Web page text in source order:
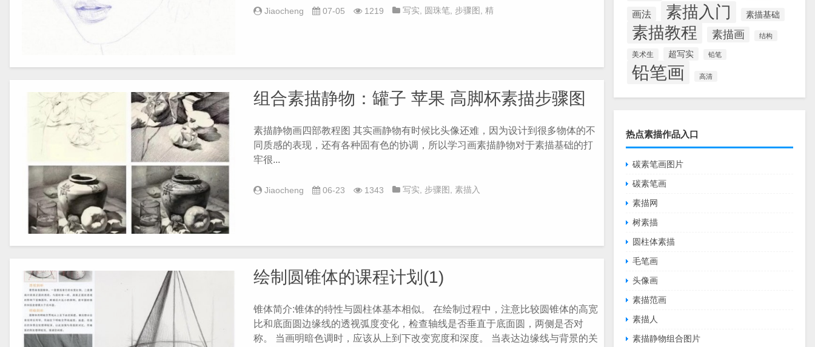
Jiaocheng 07-05 1219 写实 圆珠笔 步骤图 精
组合素描静物：罐子 苹果 高脚杯素描步骤图
素描静物画四部教程图 其实画静物有时候比头像还难，因为设计到很多物体的不
同质感的表现，还有各种固有色的协调，所以学习画素描静物对于素描基础的打
牢很...
Jiaocheng 06-23 1343 写实 步骤图 素描入
绘制圆锥体的课程计划(1)
锥体简介:锥体的特性与圆柱体基本相似。 在绘制过程中，注意比较圆锥体的高宽
比和底面圆边缘线的透视弧度变化，检查轴线是否垂直于底面圆，两侧是否对
称。 当画明暗色调时，应该从上到下改变宽度和深度。 当表达边缘线与背景的关
画法 素描入门 素描基础
素描教程 素描画 结构
美术生 超写实 铅笔
铅笔画 高清
热点素描作品入口
碳素笔画图片
碳素笔画
素描网
树素描
圆柱体素描
毛笔画
头像画
素描范画
素描人
素描静物组合图片